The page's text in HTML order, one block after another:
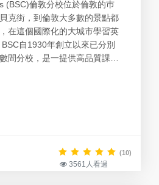
(BSC)倫敦分校位於倫敦的巿
克街，到倫敦大多數的景點都
在這個國際化的大城市學習英
自1930年創立以來已分別
間分校，是一提供高品質課程
保證專家EAQUALS認證。同
可英語語言中心協會(English
Association of Language
(10)
3561人看過